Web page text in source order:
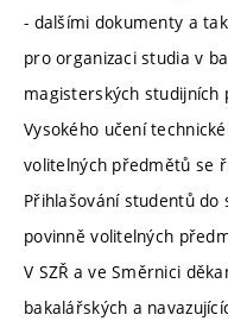
- dalšími dokumenty a
pro organizaci studia v
magisterských studijních
Vysokého učení
volitelných předmětů se
Přihlašování studentů do
povinně volitelných
V SZŘ a ve Směrnici
bakalářských a